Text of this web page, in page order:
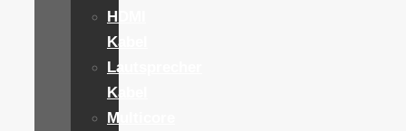
HDMI
Kabel
Lautsprecher
Kabel
Multicore